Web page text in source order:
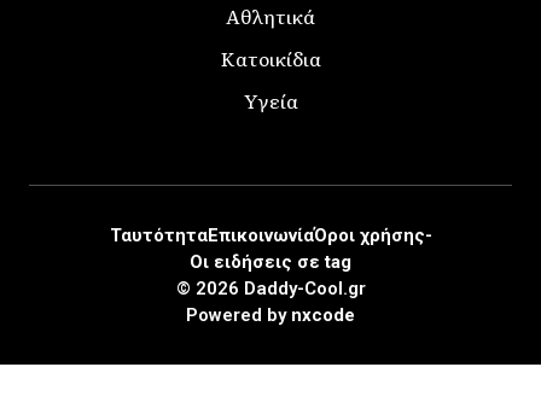
Αθλητικά
Κατοικίδια
Υγεία
© 2026 Daddy-Cool.gr
ΤαυτότηταΕπικοινωνίαΌροι χρήσης-
Οι ειδήσεις σε tag
Powered by nxcode